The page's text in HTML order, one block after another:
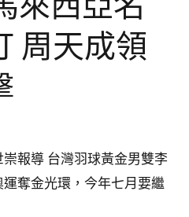
周天成領
報導 台灣羽球黃金男雙李
奪金光環，今年七月要繼